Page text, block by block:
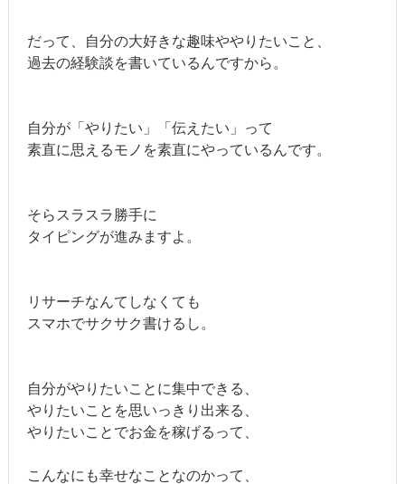
だって、自分の大好きな趣味ややりたいこと、
過去の経験談を書いているんですから。
自分が「やりたい」「伝えたい」って
素直に思えるモノを素直にやっているんです。
そらスラスラ勝手に
タイピングが進みますよ。
リサーチなんてしなくても
スマホでサクサク書けるし。
自分がやりたいことに集中できる、
やりたいことを思いっきり出来る、
やりたいことでお金を稼げるって、
こんなにも幸せなことなのかって、